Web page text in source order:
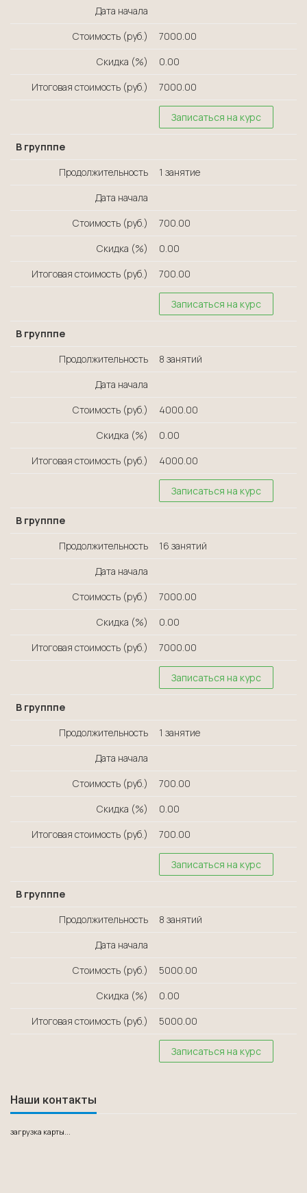
Дата начала
Стоимость (руб.)
7000.00
Скидка (%)
0.00
Итоговая стоимость (руб.)
7000.00
Записаться на курс
В групппе
Продолжительность
1 занятие
Дата начала
Стоимость (руб.)
700.00
Скидка (%)
0.00
Итоговая стоимость (руб.)
700.00
Записаться на курс
В групппе
Продолжительность
8 занятий
Дата начала
Стоимость (руб.)
4000.00
Скидка (%)
0.00
Итоговая стоимость (руб.)
4000.00
Записаться на курс
В групппе
Продолжительность
16 занятий
Дата начала
Стоимость (руб.)
7000.00
Скидка (%)
0.00
Итоговая стоимость (руб.)
7000.00
Записаться на курс
В групппе
Продолжительность
1 занятие
Дата начала
Стоимость (руб.)
700.00
Скидка (%)
0.00
Итоговая стоимость (руб.)
700.00
Записаться на курс
В групппе
Продолжительность
8 занятий
Дата начала
Стоимость (руб.)
5000.00
Скидка (%)
0.00
Итоговая стоимость (руб.)
5000.00
Записаться на курс
Наши контакты
загрузка карты...